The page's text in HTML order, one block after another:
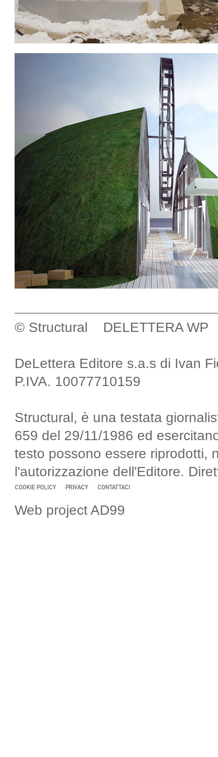
© Structural DELETTERA WP
DeLettera Editore s.a.s di Ivan
P.IVA. 10077710159
Structural, è una testata
659 del 29/11/1986 ed
testo possono essere riprodotti,
l'autorizzazione dell'Editore.
COOKIE POLICY PRIVACY CONTATTACI
Web project AD99